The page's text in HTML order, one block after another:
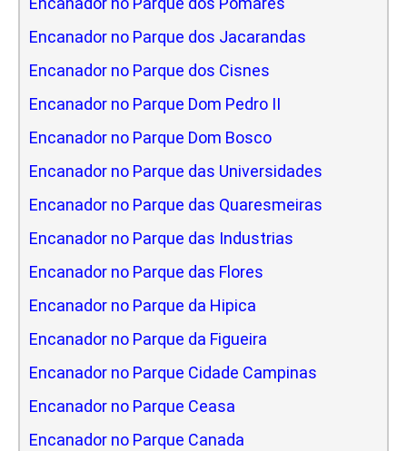
Encanador no Parque dos Jacarandas
Encanador no Parque dos Cisnes
Encanador no Parque Dom Pedro II
Encanador no Parque Dom Bosco
Encanador no Parque das Universidades
Encanador no Parque das Quaresmeiras
Encanador no Parque das Industrias
Encanador no Parque das Flores
Encanador no Parque da Hipica
Encanador no Parque da Figueira
Encanador no Parque Cidade Campinas
Encanador no Parque Ceasa
Encanador no Parque Canada